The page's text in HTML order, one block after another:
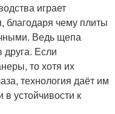
играет
благодаря чему плиты
Ведь щепа
друга. Если
то хотя их
технология даёт им
устойчивости к